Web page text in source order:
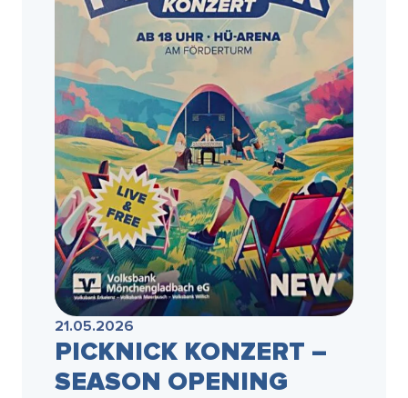
21.05.2026
PICKNICK KONZERT –
SEASON OPENING